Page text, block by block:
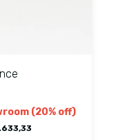
(20% off)